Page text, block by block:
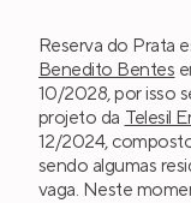
Reserva do Prata
Benedito Bentes
10/2028, por isso
projeto da Telesil
12/2024,
sendo algumas
vaga. Neste